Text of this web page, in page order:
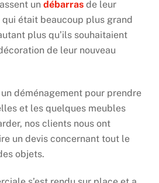
undébarras de leur
était beaucoup plus grand
plus qu’ils souhaitaient
de leur nouveau
déménagement pour prendre
et les quelques meubles
nos clients nous ont
un devis concernant tout le
objets.